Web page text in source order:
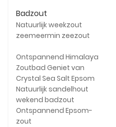
Badzout
Natuurlijk weekzout
zeemeermin zeezout
Ontspannend Himalaya
Zoutbad Geniet van
Crystal Sea Salt Epsom
Natuurlijk sandelhout
wekend badzout
Ontspannend Epsom-
zout